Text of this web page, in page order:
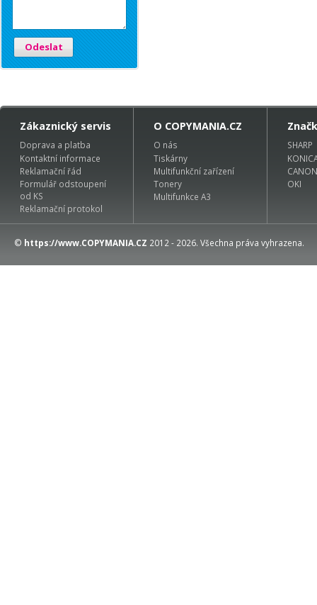
Odeslat
Zákaznický servis
Doprava a platba
Kontaktní informace
Reklamační řád
Formulář odstoupení
od KS
Reklamační protokol
O COPYMANIA.CZ
O nás
Tiskárny
Multifunkční zařízení
Tonery
Multifunkce A3
SHARP
CANON
OKI
© https://www.COPYMANIA.CZ 2012 - 2026. Všechna práva vyhrazena.